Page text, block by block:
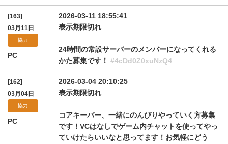
[163]
03月11日
協力
PC
2026-03-11 18:55:41
表示期限切れ
24時間の常設サーバーのメンバーになってくれる
かた募集です！ #4cDd0Z0xuNzQ4
[162]
03月04日
協力
PC
2026-03-04 20:10:25
表示期限切れ
コアキーパー、一緒にのんびりやっていく方募集
です！VCはなしでゲーム内チャットを使ってやっ
ていけたらいいなと思ってます！お気軽にどう